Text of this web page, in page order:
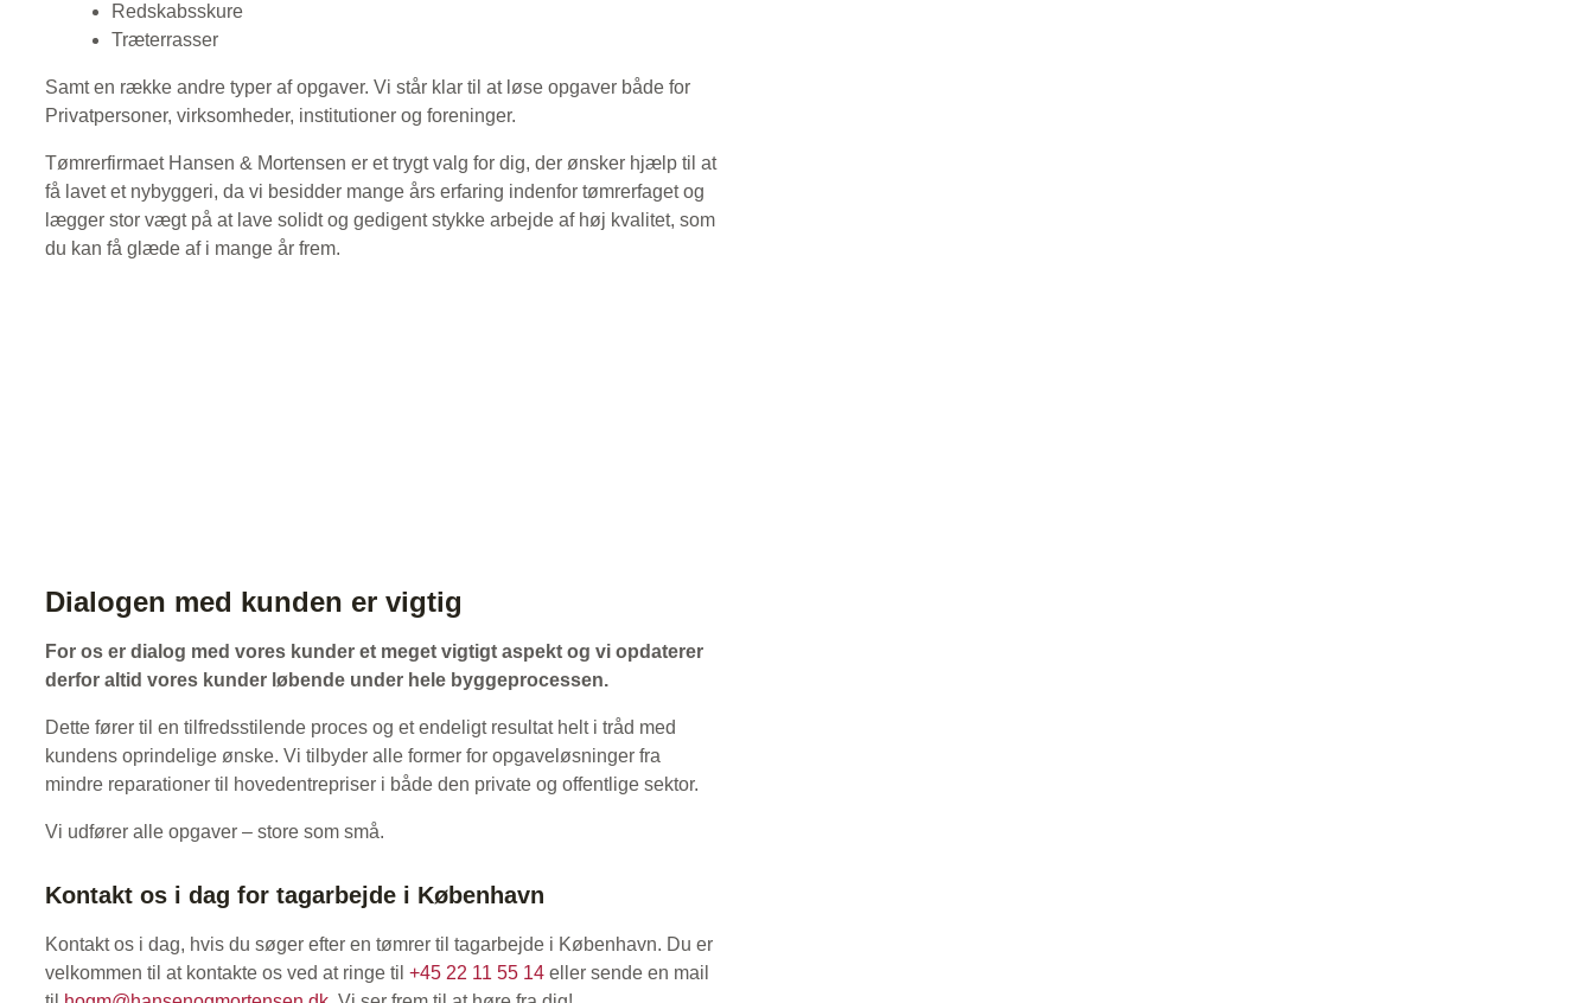
Redskabsskure
Træterrasser
Samt en række andre typer af opgaver. Vi står klar til at løse opgaver både for
Privatpersoner, virksomheder, institutioner og foreninger.
Tømrerfirmaet Hansen & Mortensen er et trygt valg for dig, der ønsker hjælp til at
få lavet et nybyggeri, da vi besidder mange års erfaring indenfor tømrerfaget og
lægger stor vægt på at lave solidt og gedigent stykke arbejde af høj kvalitet, som
du kan få glæde af i mange år frem.
​Dialogen med kunden er vigtig
For os er dialog med vores kunder et meget vigtigt aspekt og vi opdaterer
derfor altid vores kunder løbende under hele byggeprocessen.
Dette fører til en tilfredsstilende proces og et endeligt resultat helt i tråd med
kundens oprindelige ønske. Vi tilbyder alle former for opgaveløsninger fra
mindre reparationer til hovedentrepriser i både den private og offentlige sektor.
​Vi udfører alle opgaver – store som små. ​
​Kontakt os i dag for tagarbejde i København
Kontakt os i dag, hvis du søger efter en tømrer til tagarbejde i København. Du er
velkommen til at kontakte os ved at ringe til +​45 22 11 55 14 eller sende en mail